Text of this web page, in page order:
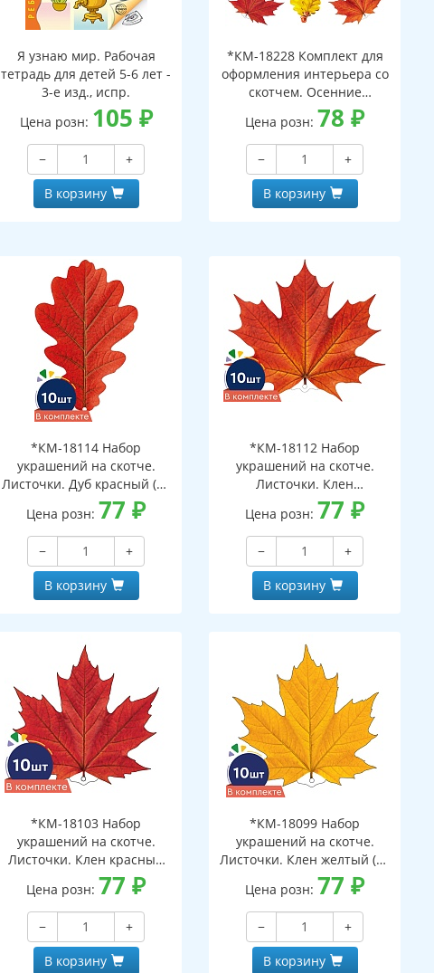
Я узнаю мир. Рабочая
тетрадь для детей 5-6 лет -
3-е изд., испр.
Цена розн: 105 ₽
−
+
В корзину
*КМ-18228 Комплект для
оформления интерьера со
скотчем. Осенние
листочки-2 (10 видов)
Цена розн: 78₽
−
+
В корзину
*КМ-18114 Набор
украшений на скотче.
Листочки. Дуб красный (10
шт. в наборе,
двухсторонняя, ВД-лак)
Цена розн: 77₽
−
+
В корзину
*КМ-18112 Набор
украшений на скотче.
Листочки. Клен
оранжевый (10 шт. в
наборе, двухсторонняя, ВД-
лак)
Цена розн: 77₽
−
+
В корзину
*КМ-18103 Набор
украшений на скотче.
Листочки. Клен красный
(10 шт. в наборе,
двухсторонняя, ВД-лак)
Цена розн: 77₽
−
+
В корзину
*КМ-18099 Набор
украшений на скотче.
Листочки. Клен желтый (10
шт. в наборе,
двухсторонняя, ВД-лак)
Цена розн: 77₽
−
+
В корзину